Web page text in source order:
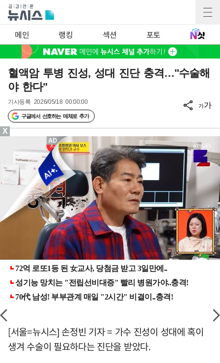
메인 랭킹 섹션 포토
혈액암 투병 진성, 성대 진단 충격…"수술해
야 한다"
기사등록 2026/05/18 00:00:00
구글에서 선호하는 매체로 추가
가가
[서울=뉴시스] 손정빈 기자 = 가수 진성이 성대에 혹이
생겨 수술이 필요하다는 진단을 받았다.
X